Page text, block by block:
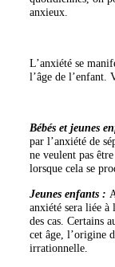
anxieux.
L’anxiété se
l’âge de l’enfant.
Bébés et jeunes
par l’anxiété de
ne veulent pas
lorsque cela se
Jeunes enfants :
anxiété sera liée à
des cas. Certains
cet âge, l’origine
irrationnelle.